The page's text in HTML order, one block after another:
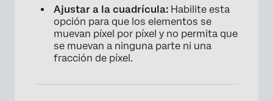
Ajustar a la cuadrícula: Habilite esta
opción para que los elementos se
muevan píxel por píxel y no permita que
se muevan a ninguna parte ni una
fracción de píxel.